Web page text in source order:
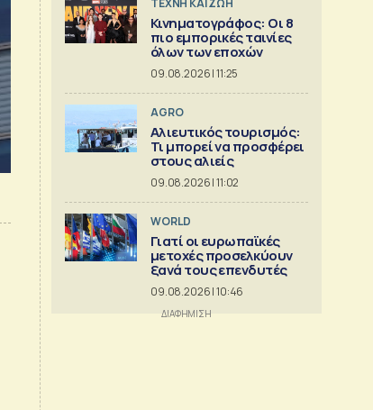
TΕΧΝΗ ΚΑΙ ΖΩΗ
Κινηματογράφος: Οι 8
πιο εμπορικές ταινίες
όλων των εποχών
09.08.2026 | 11:25
AGRO
Αλιευτικός τουρισμός:
Τι μπορεί να προσφέρει
στους αλιείς
09.08.2026 | 11:02
WORLD
Γιατί οι ευρωπαϊκές
μετοχές προσελκύουν
ξανά τους επενδυτές
09.08.2026 | 10:46